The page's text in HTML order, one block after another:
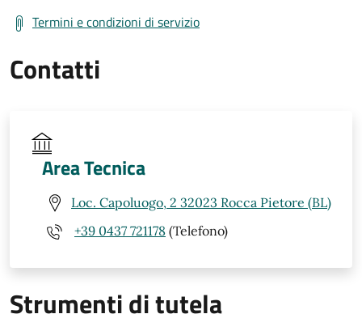
Termini e condizioni di servizio
Contatti
Area Tecnica
Loc. Capoluogo, 2 32023 Rocca Pietore (BL)
+39 0437 721178 (Telefono)
Strumenti di tutela